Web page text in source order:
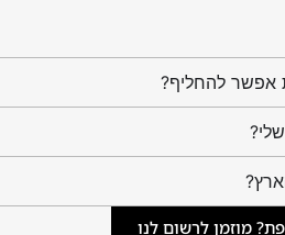
אפשר להחליף?
מוזמן לרשום לנו